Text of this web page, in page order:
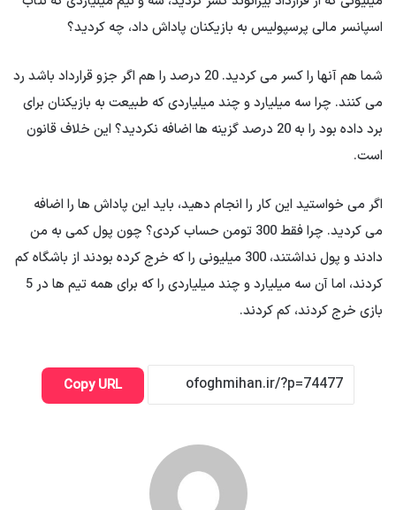
اسپانسر مالی پرسپولیس به بازیکنان پاداش داد، چه کردید؟
شما هم آنها را کسر می کردید. 20 درصد را هم اگر جزو قرارداد باشد رد
می کنند. چرا سه میلیارد و چند میلیاردی که طبیعت به بازیکنان برای
برد داده بود را به 20 درصد گزینه ها اضافه نکردید؟ این خلاف قانون
است.
اگر می خواستید این کار را انجام دهید، باید این پاداش ها را اضافه
می کردید. چرا فقط 300 تومن حساب کردی؟ چون پول کمی به من
دادند و پول نداشتند، 300 میلیونی را که خرج کرده بودند از باشگاه کم
کردند، اما آن سه میلیارد و چند میلیاردی را که برای همه تیم ها در 5
بازی خرج کردند، کم کردند.
Copy URL